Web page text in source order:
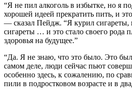
“Я не пил алкоголь в избытке, но я
хорошей идеей прекратить пить, и
— сказал Пейдж. “Я курил сигареты,
сигареты … и это стало своего рода
здоровья на будущее.”
“Да. Я не знаю, что это было. Это
самом деле, люди сейчас пьют
особенно здесь, к сожалению, по
пили в подростковом возрасте и в